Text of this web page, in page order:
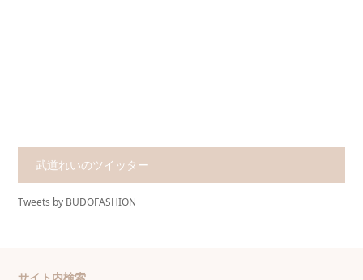
武道れいのツイッター
Tweets by BUDOFASHION